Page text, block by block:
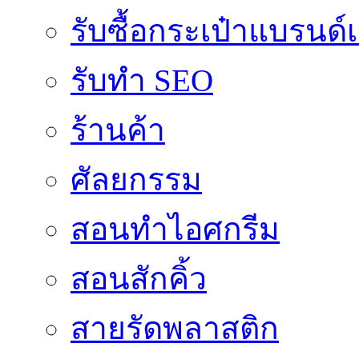
รับซื้อกระเป๋าแบรนด์
รับทำ SEO
ร้านค้า
ศัลยกรรม
สอนทำไอศกรีม
สอนสักคิ้ว
สายรัดพลาสติก